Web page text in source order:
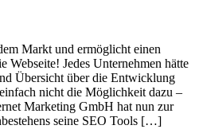
Markt und ermöglicht einen
Webseite! Jedes Unternehmen hätte
Übersicht über die Entwicklung
nicht die Möglichkeit dazu –
Marketing GmbH hat nun zur
seine SEO Tools […]